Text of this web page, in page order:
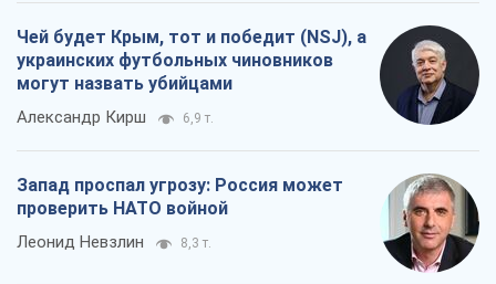
Чей будет Крым, тот и победит (NSJ), а
украинских футбольных чиновников
могут назвать убийцами
Александр Кирш 6,9 т.
Запад проспал угрозу: Россия может
проверить НАТО войной
Леонид Невзлин 8,3 т.